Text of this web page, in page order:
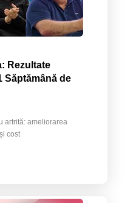
Rezultate
Săptămână de
artrită: ameliorarea
cost